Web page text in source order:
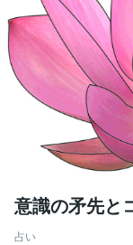
意識の矛先と
占い